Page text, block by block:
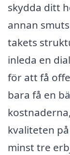
skydda ditt
annan
takets
inleda en
för att få
bara få en
kvaliteten
minst tre